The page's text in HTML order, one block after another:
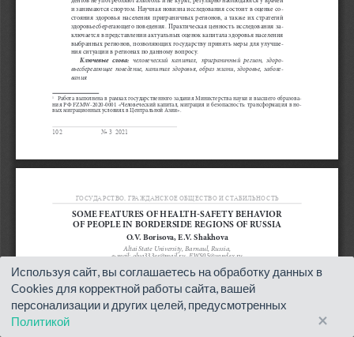
Используя сайт, вы соглашаетесь на обработку данных в
Cookies для корректной работы сайта, вашей
персонализации и других целей, предусмотренных
Политикой
×